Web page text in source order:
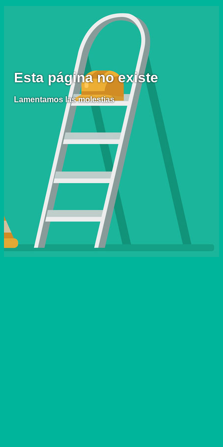
Esta página no existe
Lamentamos las molestias